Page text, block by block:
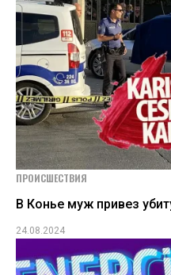
ПРОИСШЕСТВИЯ
В Конье муж привез
24.08.2024